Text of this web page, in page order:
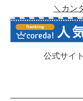
＼カン
公式サイ